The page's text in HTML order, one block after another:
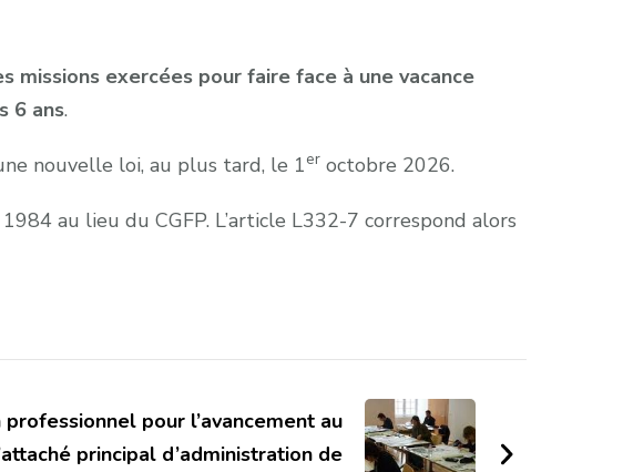
missions exercées pour faire face à une vacance
6 ans.
nouvelle loi, au plus tard, le 1er octobre 2026.
au lieu du CGFP. L’article L332-7 correspond alors
professionnel pour l’avancement au
principal d’administration de